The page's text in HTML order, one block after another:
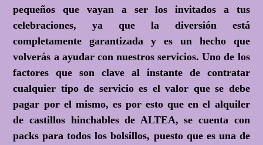
pequeños que vayan a ser los invitados a tus
celebraciones, ya que la diversión está
completamente garantizada y es un hecho que
volverás a ayudar con nuestros servicios. Uno de los
factores que son clave al instante de contratar
cualquier tipo de servicio es el valor que se debe
pagar por el mismo, es por esto que en el alquiler
de castillos hinchables de ALTEA, se cuenta con
packs para todos los bolsillos, puesto que es una de